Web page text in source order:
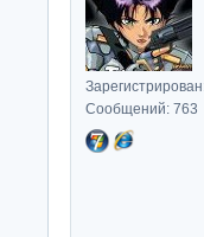
Сообщений: 763